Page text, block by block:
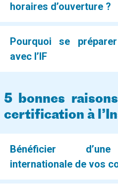
horaires d’ouverture ?
Pourquoi se
avec l’IF
5 bonnes
certification à
Bénéficier d’une
internationale de vos